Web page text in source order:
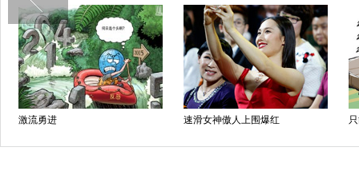
激流勇进 速滑女神傲人上围爆红